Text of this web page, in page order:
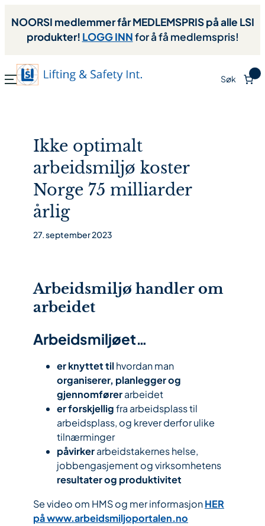
NOORSI medlemmer får MEDLEMSPRIS på alle LSI
produkter! LOGG INNfor å få medlemspris!
Søk
Ikke optimalt
arbeidsmiljø koster
Norge 75 milliarder
årlig
27. september 2023
Arbeidsmiljø handler om
arbeidet
Arbeidsmiljøet…
er knyttet tilhvordan man
organiserer, planlegger og
gjennomførerarbeidet
er forskjelligfra arbeidsplass til
arbeidsplass, og krever derfor ulike
tilnærminger
påvirkerarbeidstakernes helse,
jobbengasjement og virksomhetens
resultater og produktivitet
Se video om HMS og mer informasjonHER
på www.arbeidsmiljoportalen.no